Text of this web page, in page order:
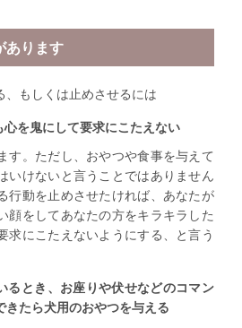
あります
、もしくは止めさせるには
を鬼にして要求にこたえない
す。ただし、おやつや食事を与えて
いけないと言うことではありません
行動を止めさせたければ、あなたが
顔をしてあなたの方をキラキラした
求にこたえないようにする、と言う
るとき、お座りや伏せなどのコマン
きたら犬用のおやつを与える